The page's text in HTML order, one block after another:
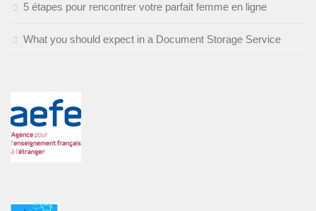
5 étapes pour rencontrer votre parfait femme en ligne
What you should expect in a Document Storage Service